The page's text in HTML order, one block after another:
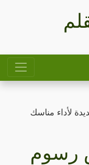
لأداء مناسك
رسوم